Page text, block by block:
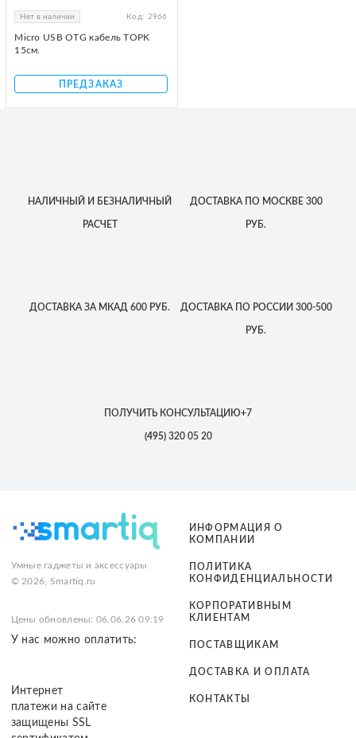
Нет в наличии Код: 2966
Micro USB OTG кабель TOPK
15см.
ПРЕДЗАКАЗ
НАЛИЧНЫЙ И БЕЗНАЛИЧНЫЙ
РАСЧЕТ
ДОСТАВКАПО МОСКВЕ 300
РУБ.
ДОСТАВКА ЗА МКАД 600 РУБ. ДОСТАВКАПО РОССИИ 300-500
РУБ.
ПОЛУЧИТЬ КОНСУЛЬТАЦИЮ+7
(495)320 05 20
Умные гаджеты и аксессуары
© 2026, Smartiq.ru
Цены обновлены: 06.06.26 09:19
У нас можно оплатить:
Интернет
платежи на сайте
защищены SSL
ИНФОРМАЦИЯ О
КОМПАНИИ
ПОЛИТИКА
КОНФИДЕНЦИАЛЬНОСТИ
КОРПОРАТИВНЫМ
КЛИЕНТАМ
ПОСТАВЩИКАМ
ДОСТАВКА И ОПЛАТА
КОНТАКТЫ